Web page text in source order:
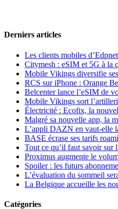
Derniers articles
Les clients mobiles
Citymesh : eSIM et 5G à la
Mobile Vikings diversifie
RCS sur iPhone : Orange
Belcenter lance l’eSIM de
Mobile Vikings sort
Électricité : Ecofix, la
Malgré sa nouvelle app, la
L’appli DAZN en vaut-elle
BASE écrase ses tarifs
Tout ce qu’il faut savoir sur
Proximus augmente le
Spoiler : les futurs
L’évaluation du sommeil
La Belgique accueille les
Catégories